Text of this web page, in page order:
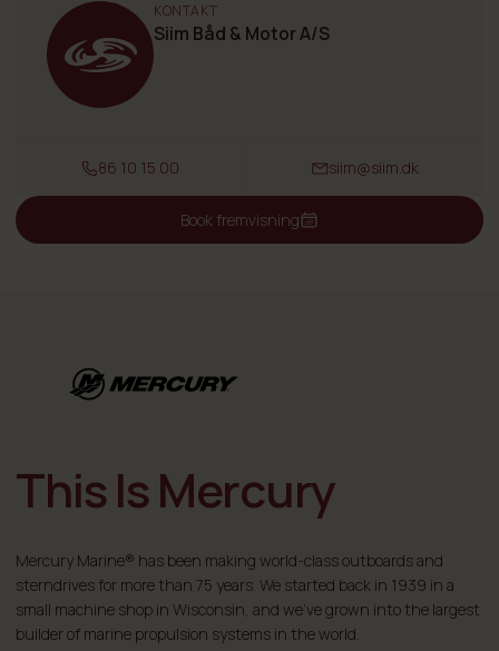
KONTAKT
Siim Båd & Motor A/S
86 10 15 00 siim@siim.dk
Book fremvisning
This Is Mercury
Mercury Marine® has been making world-class outboards and
sterndrives for more than 75 years. We started back in 1939 in a
small machine shop in Wisconsin, and we've grown into the largest
builder of marine propulsion systems in the world.